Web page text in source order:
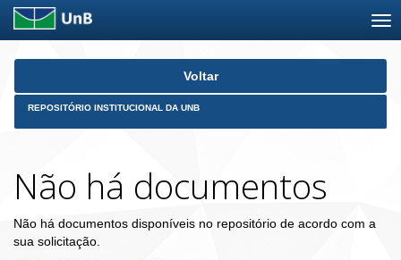
Skip
Voltar
REPOSITÓRIO INSTITUCIONAL DA UNB
Não há documentos
Não há documentos disponíveis no repositório de acordo com a
sua solicitação.